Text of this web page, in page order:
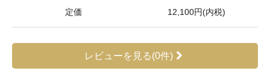
定価 12,100円(内税)
レビューを見る(0件)